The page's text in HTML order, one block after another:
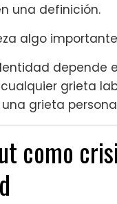
una definición.
algo
depende
grieta
grieta
como